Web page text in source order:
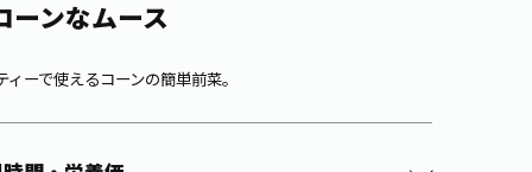
ーンなムース
ィーで使えるコーンの簡単前菜。